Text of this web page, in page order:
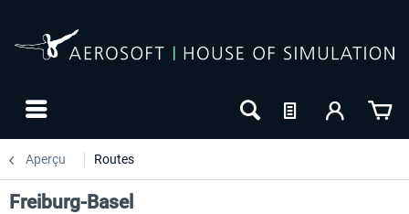
Aperçu Routes
Freiburg-Basel